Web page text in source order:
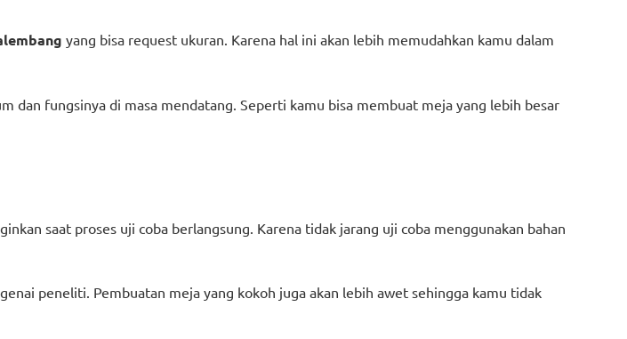
yang bisa request ukuran. Karena hal ini akan lebih memudahkan kamu dalam
fungsinya di masa mendatang. Seperti kamu bisa membuat meja yang lebih besar
saat proses uji coba berlangsung. Karena tidak jarang uji coba menggunakan bahan
peneliti. Pembuatan meja yang kokoh juga akan lebih awet sehingga kamu tidak